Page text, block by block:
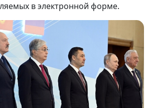
в электронной форме.